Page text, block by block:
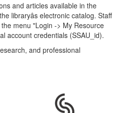
and articles available in the
libraryâs electronic catalog. Staff
menu "Login -> My Resource
account credentials (SSAU_id).
and professional